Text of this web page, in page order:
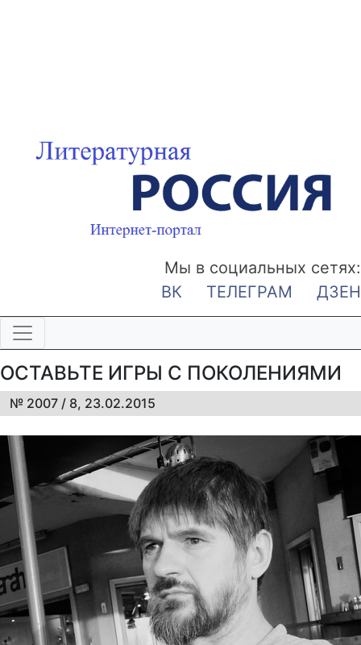
Мы в социальных сетях:
ВК
ТЕЛЕГРАМ ДЗЕН
ОСТАВЬТЕ ИГРЫ С ПОКОЛЕНИЯМИ
№ 2007 / 8, 23.02.2015